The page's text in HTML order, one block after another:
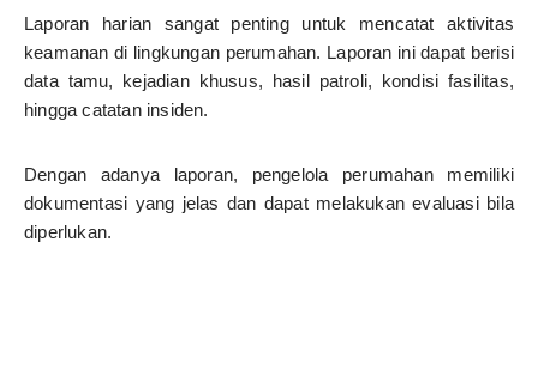
Laporan harian sangat penting untuk mencatat aktivitas
keamanan di lingkungan perumahan. Laporan ini dapat berisi
data tamu, kejadian khusus, hasil patroli, kondisi fasilitas,
hingga catatan insiden.
Dengan adanya laporan, pengelola perumahan memiliki
dokumentasi yang jelas dan dapat melakukan evaluasi bila
diperlukan.